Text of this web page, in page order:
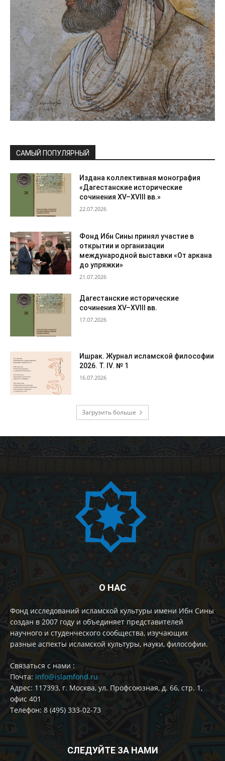
САМЫЙ ПОПУЛЯРНЫЙ
Издана коллективная монография
«Дагестанские исторические
сочинения XV–XVIII вв.»
22.07.2026
Фонд Ибн Сины принял участие в
открытии и организации
международной выставки «От аркана
до упряжки»
21.07.2026
Дагестанские исторические
сочинения XV–XVIII вв.
17.07.2026
Ишрак. Журнал исламской философии
2026. Т. IV. № 1
16.07.2026
Загрузить больше
О НАС
Фонд исследований исламской культуры имени Ибн Сины
создан в 2007 году и объединяет представителей
научного и студенческого сообщества, изучающих
разные аспекты исламской культуры, науки, философии.
Cвязаться с нами :
Почта: info@islamfond.ru
Адрес: 117393, г. Москва, ул. Профсоюзная, д. 66, стр. 1,
офис 401
Телефон: 8 (495) 333-02-73
СЛЕДУЙТЕ ЗА НАМИ